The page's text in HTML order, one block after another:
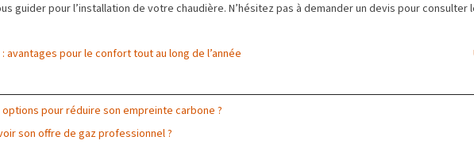
guider pour l’installation de votre chaudière. N’hésitez pas à demander un devis pour
avantages pour le confort tout au long de l’année
pour réduire son empreinte carbone ?
son offre de gaz professionnel ?